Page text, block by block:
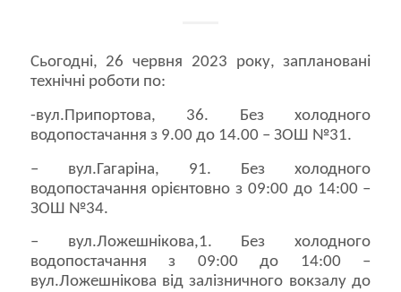
Сьогодні, 26 червня 2023 року, заплановані
технічні роботи по:
-вул.Припортова, 36. Без холодного
водопостачання з 9.00 до 14.00 – ЗОШ №31.
– вул.Гагаріна, 91. Без холодного
водопостачання орієнтовно з 09:00 до 14:00 –
ЗОШ №34.
– вул.Ложешнікова,1. Без холодного
водопостачання з 09:00 до 14:00 –
вул.Ложешнікова від залізничного вокзалу до